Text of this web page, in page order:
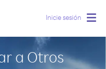
Inicie sesión
a Otros